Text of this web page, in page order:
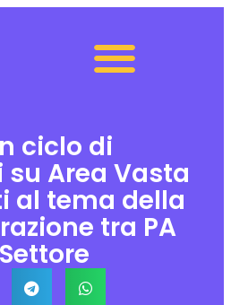
ciclo di
Area Vasta
al tema della
tra PA